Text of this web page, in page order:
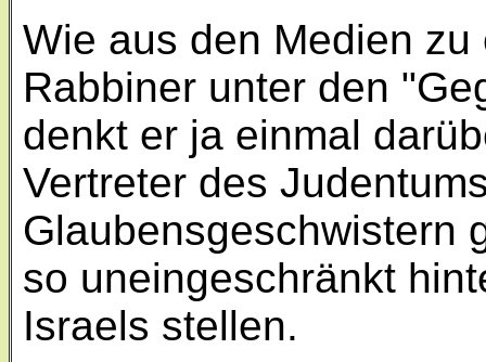
Wie aus den Medien
Rabbiner unter den
denkt er ja einmal
Vertreter des
Glaubensgeschwistern
so uneingeschränkt
Israels stellen.